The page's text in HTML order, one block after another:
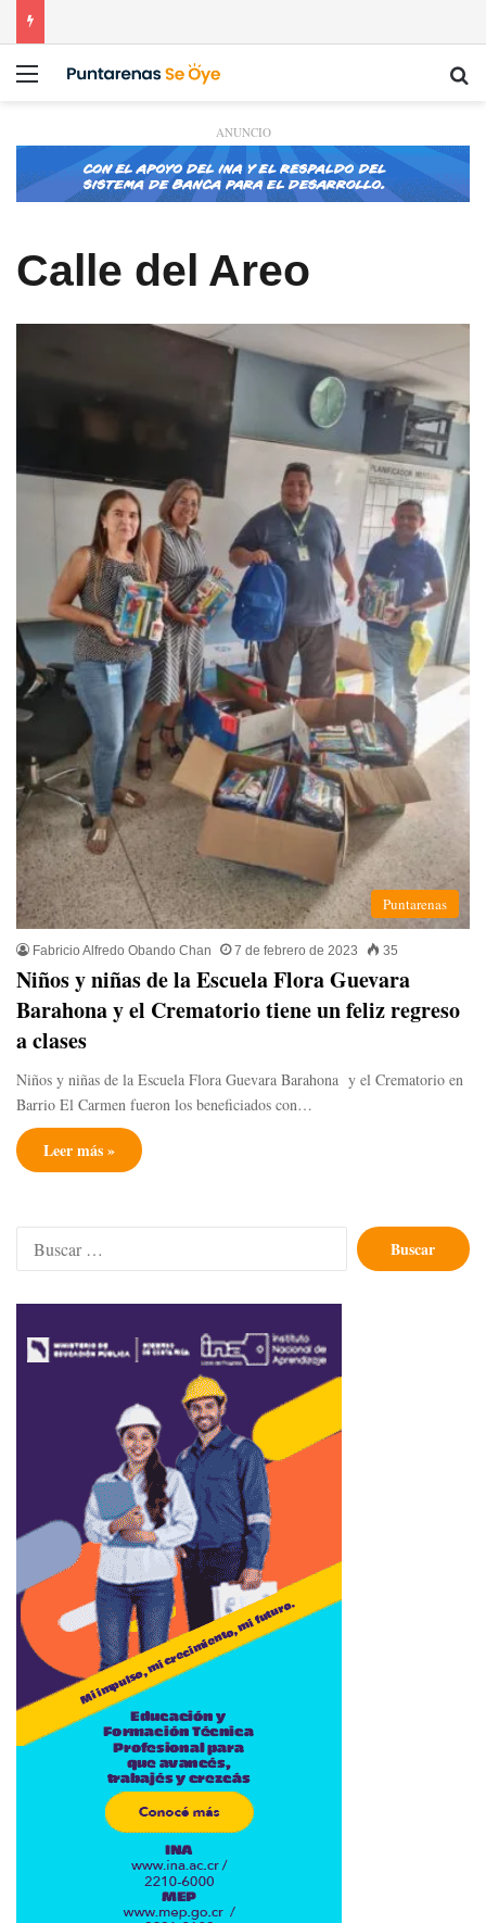
Menú
ANUNCIO
Calle del Areo
Puntarenas
Fabricio Alfredo Obando Chan 7 de febrero de 2023 35
Niños y niñas de la Escuela Flora Guevara
Barahona y el Crematorio tiene un feliz regreso
a clases
Niños y niñas de la Escuela Flora Guevara Barahona y el Crematorio en
Barrio El Carmen fueron los beneficiados con…
Leer más »
Buscar: